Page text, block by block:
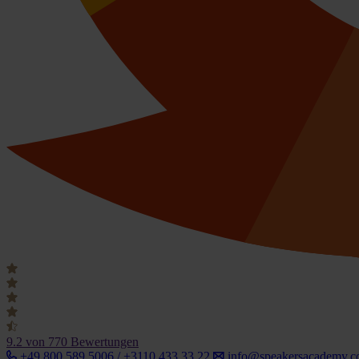
9.2 von 770 Bewertungen
+49 800 589 5006 / +3110 433 33 22